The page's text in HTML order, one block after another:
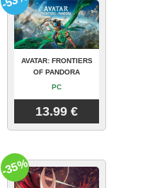
AVATAR: FRONTIERS
OF PANDORA
PC
13.99 €
-35%